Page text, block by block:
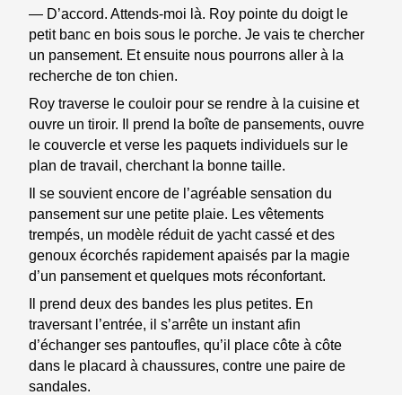
— D’accord. Attends-moi là. Roy pointe du doigt le
petit banc en bois sous le porche. Je vais te chercher
un pansement. Et ensuite nous pourrons aller à la
recherche de ton chien.
Roy traverse le couloir pour se rendre à la cuisine et
ouvre un tiroir. Il prend la boîte de pansements, ouvre
le couvercle et verse les paquets individuels sur le
plan de travail, cherchant la bonne taille.
Il se souvient encore de l’agréable sensation du
pansement sur une petite plaie. Les vêtements
trempés, un modèle réduit de yacht cassé et des
genoux écorchés rapidement apaisés par la magie
d’un pansement et quelques mots réconfortant.
Il prend deux des bandes les plus petites. En
traversant l’entrée, il s’arrête un instant afin
d’échanger ses pantoufles, qu’il place côte à côte
dans le placard à chaussures, contre une paire de
sandales.